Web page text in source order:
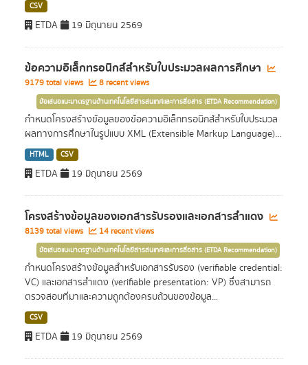
CSV
ETDA 19 มิถุนายน 2569
ข้อความอิเล็กทรอนิกส์สำหรับใบประมวลผลการศึกษา
9179 total views 8 recent views
ข้อเสนอแนะมาตรฐานด้านเทคโนโลยีสารสนเทศและการสื่อสาร (ETDA Recommendation)
กำหนดโครงสร้างข้อมูลของข้อความอิเล็กทรอนิกส์สำหรับใบประมวล
ผลทางการศึกษาในรูปแบบ XML (Extensible Markup Language)...
HTML CSV
ETDA 19 มิถุนายน 2569
โครงสร้างข้อมูลของเอกสารรับรองและเอกสารสำแดง
8139 total views 14 recent views
ข้อเสนอแนะมาตรฐานด้านเทคโนโลยีสารสนเทศและการสื่อสาร (ETDA Recommendation)
กำหนดโครงสร้างข้อมูลสำหรับเอกสารรับรอง (verifiable credential:
VC) และเอกสารสำแดง (verifiable presentation: VP) ซึ่งสามารถ
ตรวจสอบที่มาและความถูกต้องครบถ้วนของข้อมูล...
CSV
ETDA 19 มิถุนายน 2569